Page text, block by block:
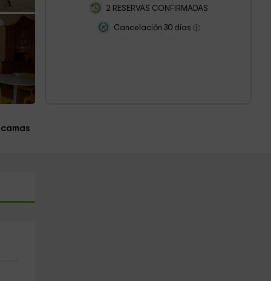
2 RESERVAS CONFIRMADAS
Cancelación 30 días
camas